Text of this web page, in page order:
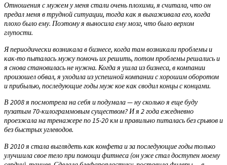
Отношения с мужем у меня стали очень плохими, я считала, что он
предал меня в трудной ситуации, тогда как я выхаживала его, когда
плохо было ему. Поэтому я выносила ему мозг, что было верхом
глупости.
Я периодически возникала в бизнесе, когда там возникали проблемы и
как-то пыталась мужу помочь их решить, потом проблемы решались и
я снова становилась не нужна. Когда я ушла из бизнеса, в компании
произошел обвал, я уходила из успешной компании с хорошим оборотом
и прибылью, последующие годы муж кое как сводил концы с концами.
В 2008 я посмотрела на себя и подумала — ну сколько я еще буду
пузатым 70-килограммовым существом? И я 2 года ежедневно
проезжала на тренажере по 15-20 км и правильно питалась без срывов и
без быстрых углеводов.
В 2010 я стала выглядеть как конфета и за последующие годы только
улучшила свое тело при помощи фитнеса (он уже стал доступен моему